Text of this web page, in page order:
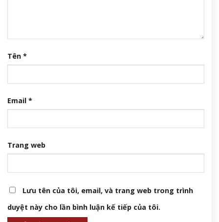
Tên *
Email *
Trang web
Lưu tên của tôi, email, và trang web trong trình
duyệt này cho lần bình luận kế tiếp của tôi.